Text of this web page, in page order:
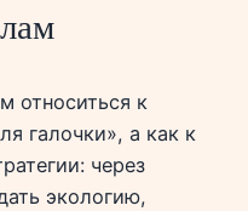
относиться к
галочки», а как к
через
экологию,